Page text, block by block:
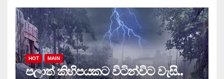
HOT MAIN
පලාත් කිහිපයකට විටින්විට වැසි..